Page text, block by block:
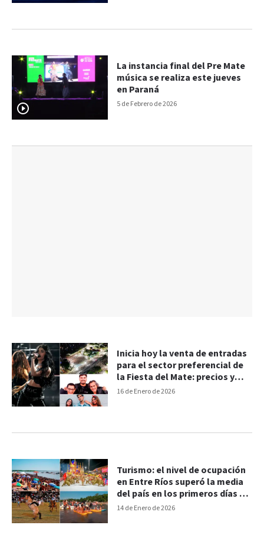
5 de Febrero de 2026
La instancia final del Pre Mate
música se realiza este jueves
en Paraná
16 de Enero de 2026
Inicia hoy la venta de entradas
para el sector preferencial de
la Fiesta del Mate: precios y
cómo comprarlas
14 de Enero de 2026
Turismo: el nivel de ocupación
en Entre Ríos superó la media
del país en los primeros días de
enero